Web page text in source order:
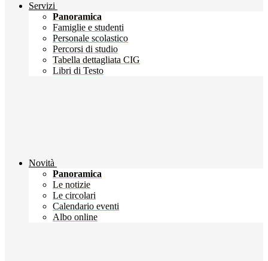
Servizi
Panoramica
Famiglie e studenti
Personale scolastico
Percorsi di studio
Tabella dettagliata CIG
Libri di Testo
Novità
Panoramica
Le notizie
Le circolari
Calendario eventi
Albo online